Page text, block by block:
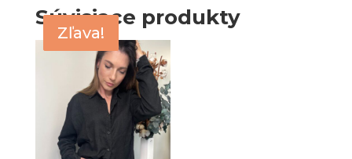
Súvisiace produkty
Zľava!
Zľava!